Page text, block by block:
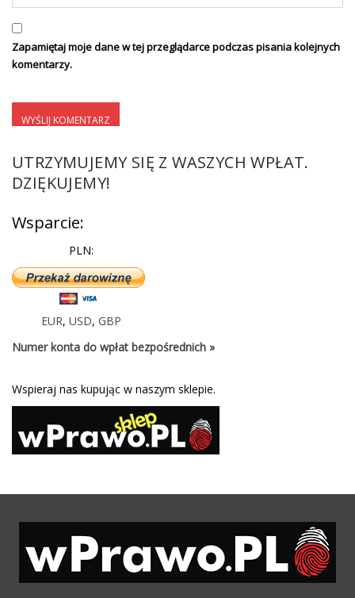
Zapamiętaj moje dane w tej przeglądarce podczas pisania kolejnych
komentarzy.
UTRZYMUJEMY SIĘ Z WASZYCH WPŁAT.
DZIĘKUJEMY!
Wsparcie:
PLN:
EUR, USD, GBP
Numer konta do wpłat bezpośrednich »
Wspieraj nas kupując w naszym sklepie.